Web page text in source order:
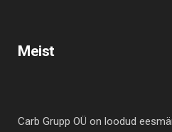
Meist
Carb Grupp OÜ on loodud